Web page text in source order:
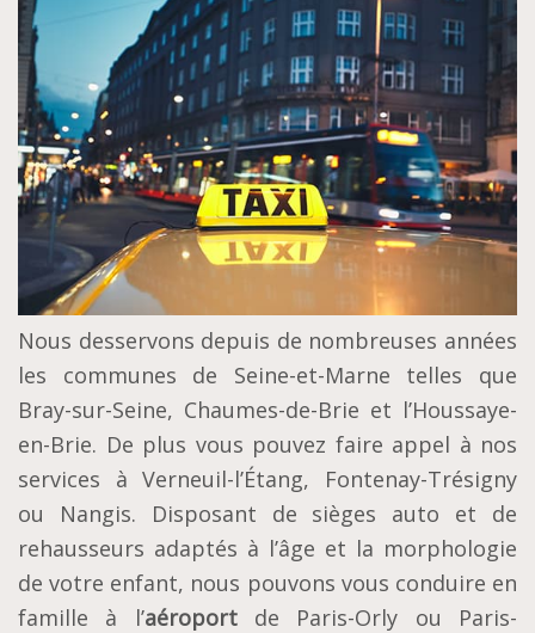
Nous desservons depuis de nombreuses années
les communes de Seine-et-Marne telles que
Bray-sur-Seine, Chaumes-de-Brie et l’Houssaye-
en-Brie. De plus vous pouvez faire appel à nos
services à Verneuil-l’Étang, Fontenay-Trésigny
ou Nangis. Disposant de sièges auto et de
rehausseurs adaptés à l’âge et la morphologie
de votre enfant, nous pouvons vous conduire en
famille à l’aéroportde Paris-Orly ou Paris-